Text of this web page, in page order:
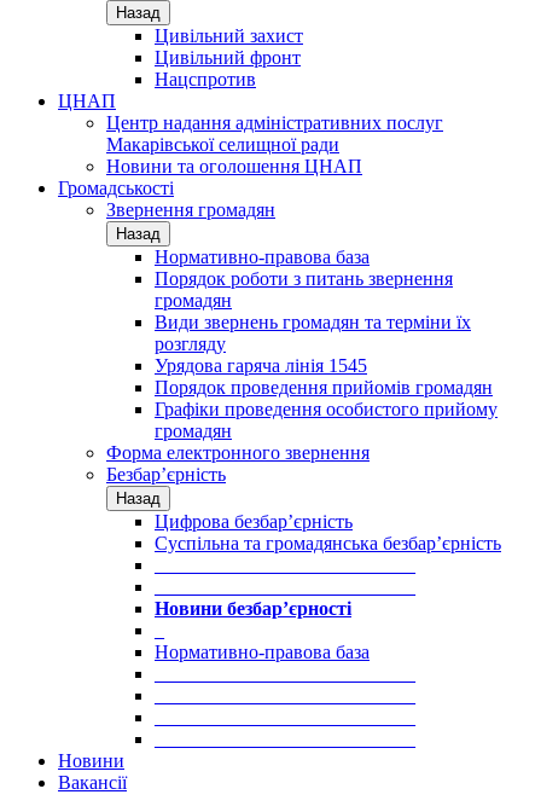
Назад
Цивільний захист
Цивільний фронт
Нацспротив
ЦНАП
Центр надання адміністративних послуг
Макарівської селищної ради
Новини та оголошення ЦНАП
Громадськості
Звернення громадян
Назад
Нормативно-правова база
Порядок роботи з питань звернення
громадян
Види звернень громадян та терміни їх
розгляду
Урядова гаряча лінія 1545
Порядок проведення прийомів громадян
Графіки проведення особистого прийому
громадян
Форма електронного звернення
Безбар’єрність
Назад
Цифрова безбар’єрність
Суспільна та громадянська безбар’єрність
Новини безбар’єрності
Нормативно-правова база
Новини
Вакансії